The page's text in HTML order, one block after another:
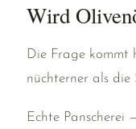
Wird
Die Frage kommt
nüchterner als die
Echte Panscherei